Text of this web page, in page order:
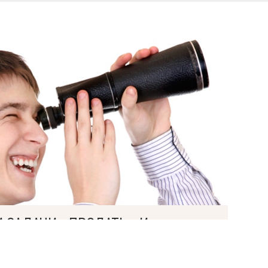
ЗАДАЧИ «ПРОДАТЬ» И
Язык